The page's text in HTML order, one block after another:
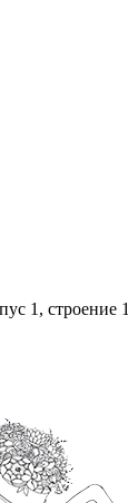
1, строение 1